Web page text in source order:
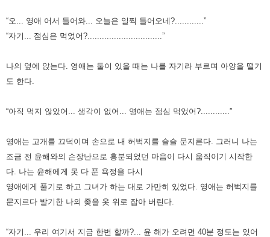
“오... 영애 어서 들어와... 오늘은 일찍 들어오네?............”
“자기... 점심은 먹었어?...............................”
나의 옆에 앉는다. 영애는 둘이 있을 때는 나를 자기라 부르며 아양을 떨기
도 한다.
“아직 먹지 않았어... 생각이 없어... 영애는 점심 먹었어?............”
영애는 고개를 끄덕이며 손으로 내 허벅지를 슬슬 문지른다.
그러니 나는
조금 전 윤해와의 손장난으로 흥분되었던 마음이 다시 움직이기 시작한
다. 나는 윤해에게 못 다 푼 욕정을 다시
영애에게 풀기로 하고 그녀가 하는 대로 가만히 있었다. 영애는 허벅지를
문지르다 발기한 나의 좆을 옷 위로 잡아 버린다.
“자기... 우리 여기서 지금 한번 할까?... 윤 해가 오려면 40분 정도는 있어